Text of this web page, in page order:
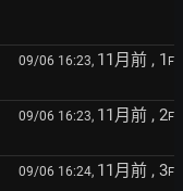
09/06 16:23, 11月前 , 1 F
09/06 16:23, 11月前 , 2F
09/06 16:24, 11月前 , 3F